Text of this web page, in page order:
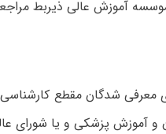
آموزش عالی ذیربط
شدگان مقطع
و آموزش‌ پزشکی‌ و یا